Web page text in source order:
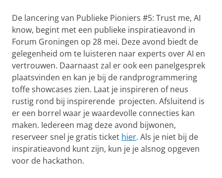
De lancering van Publieke Pioniers #5: Trust me, AI
know, begint met een publieke inspiratieavond in
Forum Groningen op 28 mei. Deze avond biedt de
gelegenheid om te luisteren naar experts over AI en
vertrouwen. Daarnaast zal er ook een panelgesprek
plaatsvinden en kan je bij de randprogrammering
toffe showcases zien. Laat je inspireren of neus
rustig rond bij inspirerende projecten. Afsluitend is
er een borrel waar je waardevolle connecties kan
maken. Iedereen mag deze avond bijwonen,
reserveer snel je gratis ticket hier. Als je niet bij de
inspiratieavond kunt zijn, kun je je alsnog opgeven
voor de hackathon.